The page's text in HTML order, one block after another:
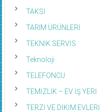
TAKSİ
TARIM ÜRÜNLERİ
TEKNİK SERVİS
Teknoloji
TELEFONCU
TEMİZLİK – EV İŞ YERİ
TERZİ VE DİKİM EVLERİ